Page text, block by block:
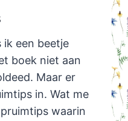
ik een beetje
boek niet aan
Maar er
in. Wat me
waarin